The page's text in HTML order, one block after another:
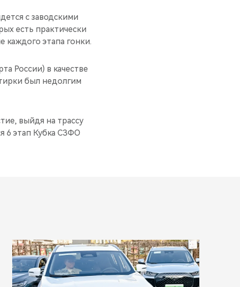
с заводскими
есть практически
каждого этапа гонки.
России) в качестве
был недолгим
выйдя на трассу
6 этап Кубка СЗФО